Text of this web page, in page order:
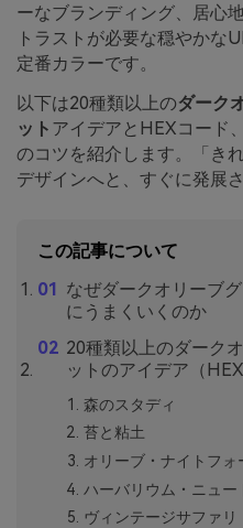
ーなブランディング、居心
トラストが必要な穏やかな
定番カラーです。
以下は20種類以上のダーク
ット アイデアとHEXコード
のコツを紹介します。「き
デザインへと、すぐに発展
この記事について
なぜダークオリーブ
にうまくいくのか
20種類以上のダーク
ットのアイデア（
森のスタディ
苔と粘土
オリーブ・ナイトフォ
ハーバリウム・ニュー
ヴィンテージサファリ